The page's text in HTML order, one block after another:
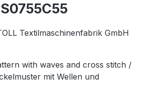
Textilmaschinenfabrik GmbH